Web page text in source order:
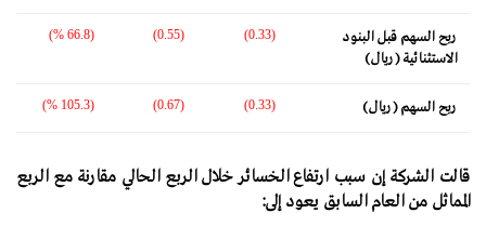
ربح السهم قبل البنود
الاستثنائية (ريال)
(0.33)
(0.55)
(66.8 %)
ربح السهم (ريال) (0.33)
(0.67)
(105.3 %)
قالت الشركة إن سبب ارتفاع الخسائر خلال الربع الحالي مقارنة مع الربع
المماثل من العام السابق يعود إلى: